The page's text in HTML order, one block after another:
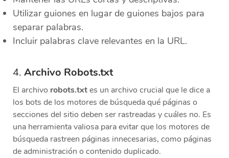
Utilizar guiones en lugar de guiones bajos para
separar palabras.
Incluir palabras clave relevantes en la URL.
4. Archivo Robots.txt
El archivo robots.txtes un archivo crucial que le dice a
los bots de los motores de búsqueda qué páginas o
secciones del sitio deben ser rastreadas y cuáles no. Es
una herramienta valiosa para evitar que los motores de
búsqueda rastreen páginas innecesarias, como páginas
de administración o contenido duplicado.